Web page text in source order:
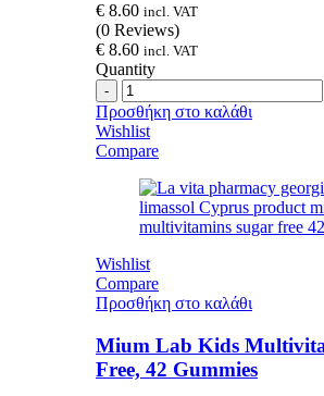
€ 8.60 incl. VAT
(0 Reviews)
€ 8.60 incl. VAT
Quantity
Quantity
Προσθήκη στο καλάθι
Wishlist
Compare
Wishlist
Compare
Προσθήκη στο καλάθι
Mium Lab Kids
Free, 42 Gummies